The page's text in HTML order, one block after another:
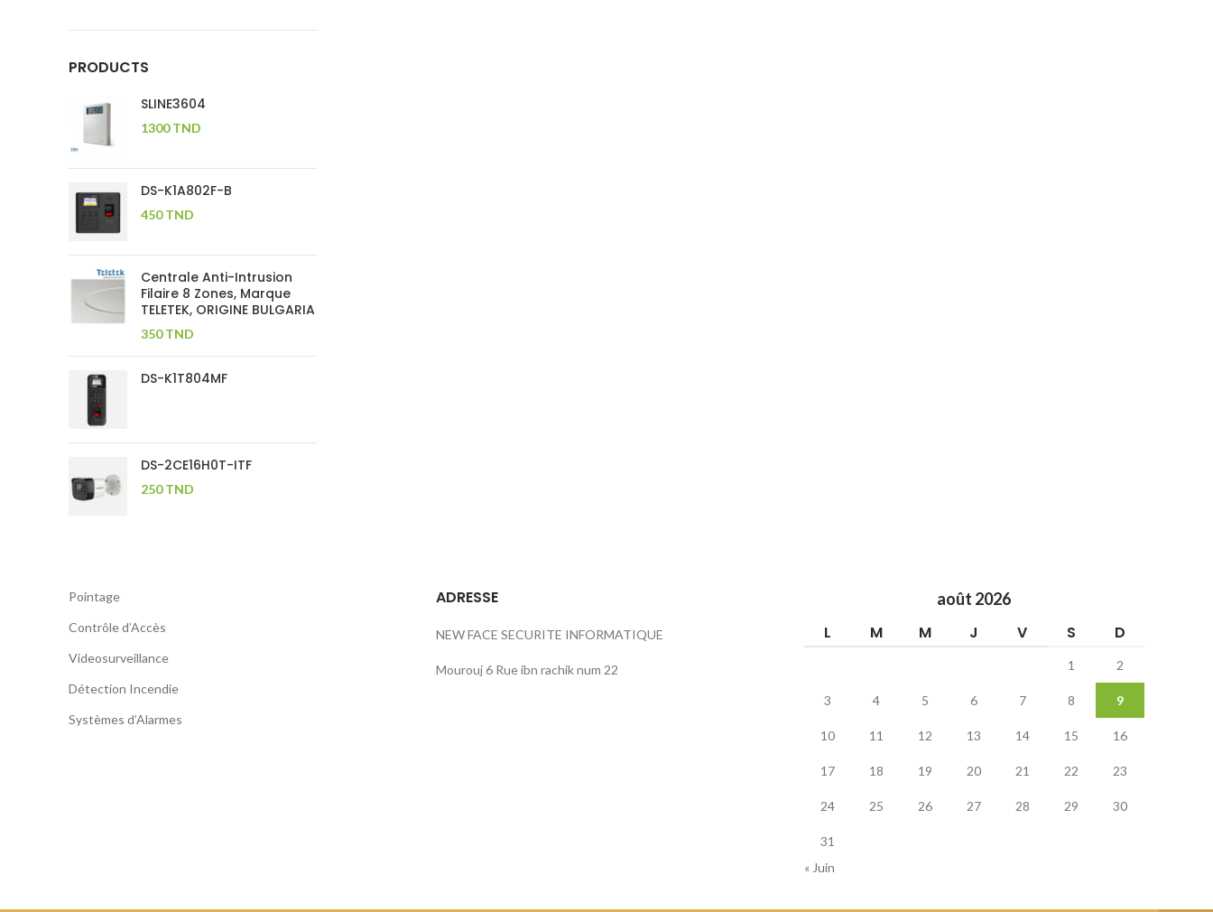
PRODUCTS
SLINE3604
1300TND
DS-K1A802F-B
450TND
Centrale Anti-Intrusion
Filaire 8 Zones, Marque
TELETEK, ORIGINE BULGARIA
350TND
DS-K1T804MF
DS-2CE16H0T-ITF
250TND
Pointage
Contrôle d’Accès
Videosurveillance
Détection Incendie
Systèmes d’Alarmes
ADRESSE
NEW FACE SECURITE INFORMATIQUE
Mourouj 6 Rue ibn rachik num 22
août 2026
L M M J V S D
1 2
3 4 5 6 7 8 9
10 11 12 13 14 15 16
17 18 19 20 21 22 23
24 25 26 27 28 29 30
31
« Juin